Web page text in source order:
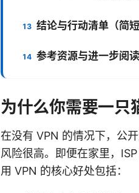
结论与行动清单（简短
参考资源与进一步阅
为什么你需要一只
在没有 VPN 的情况下，公
风险很高。即便在家里，
用 VPN 的核心好处包括：